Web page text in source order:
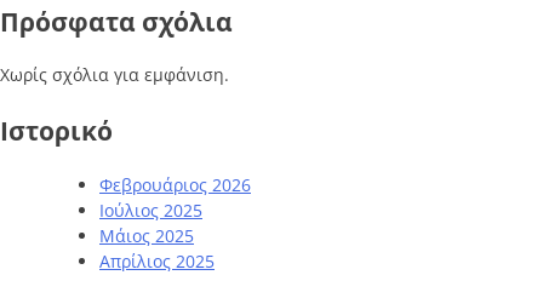
Πρόσφατα σχόλια
Χωρίς σχόλια για εμφάνιση.
Ιστορικό
Φεβρουάριος 2026
Ιούλιος 2025
Μάιος 2025
Απρίλιος 2025